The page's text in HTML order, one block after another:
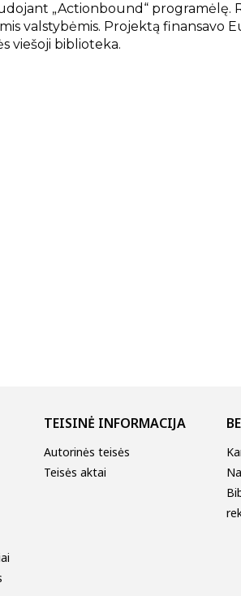
„Actionbound“ programėlę.
valstybėmis. Projektą finansavo
viešoji biblioteka.
TEISINĖ INFORMACIJA
Autorinės teisės
Teisės aktai